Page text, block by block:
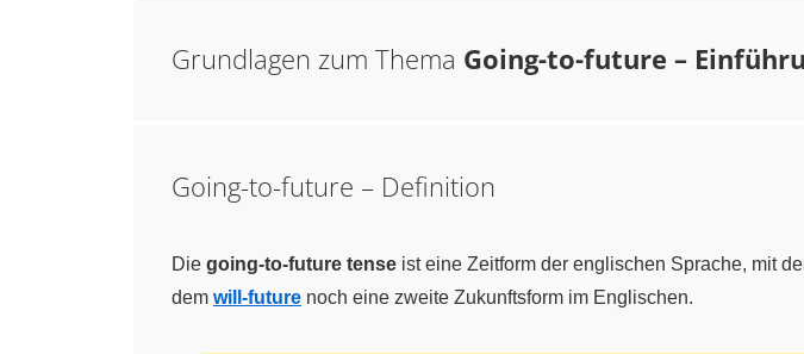
Grundlagen zum Thema Going-to-future –
Going-to-future – Definition
Die going-to-future tense ist eine Zeitform der englischen Sprache, mit
dem will-future noch eine zweite Zukunftsform im Englischen.